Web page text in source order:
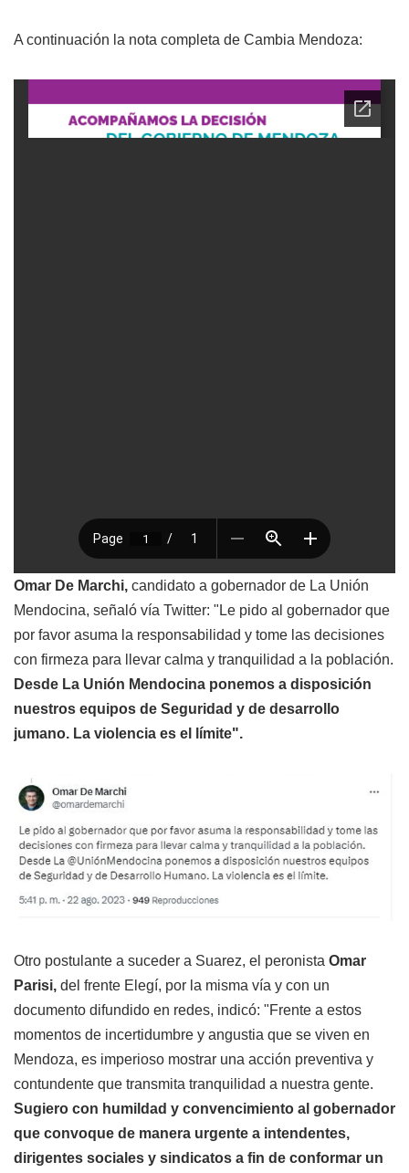
A continuación la nota completa de Cambia Mendoza:
Omar De Marchi, candidato a gobernador de La Unión
Mendocina, señaló vía Twitter: "Le pido al gobernador que
por favor asuma la responsabilidad y tome las decisiones
con firmeza para llevar calma y tranquilidad a la población.
Desde La Unión Mendocina ponemos a disposición
nuestros equipos de Seguridad y de desarrollo
jumano. La violencia es el límite".
Otro postulante a suceder a Suarez, el peronista Omar
Parisi, del frente Elegí, por la misma vía y con un
documento difundido en redes, indicó: "Frente a estos
momentos de incertidumbre y angustia que se viven en
Mendoza, es imperioso mostrar una acción preventiva y
contundente que transmita tranquilidad a nuestra gente.
Sugiero con humildad y convencimiento al gobernador
que convoque de manera urgente a intendentes,
dirigentes sociales y sindicatos a fin de conformar un